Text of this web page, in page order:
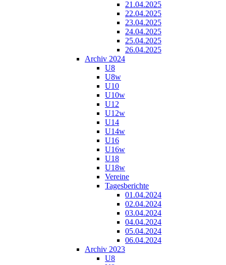
21.04.2025
22.04.2025
23.04.2025
24.04.2025
25.04.2025
26.04.2025
Archiv 2024
U8
U8w
U10
U10w
U12
U12w
U14
U14w
U16
U16w
U18
U18w
Vereine
Tagesberichte
01.04.2024
02.04.2024
03.04.2024
04.04.2024
05.04.2024
06.04.2024
Archiv 2023
U8